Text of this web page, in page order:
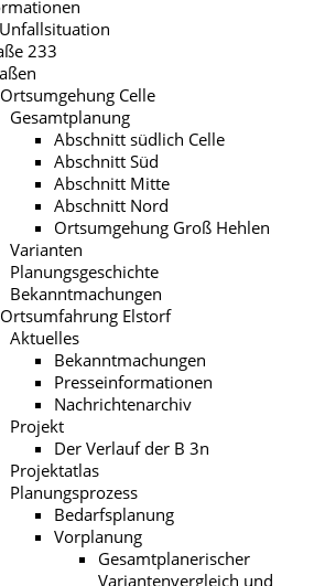
233
Celle
Gesamtplanung
Abschnitt südlich Celle
Abschnitt Süd
Abschnitt Mitte
Abschnitt Nord
Ortsumgehung Groß Hehlen
Varianten
Planungsgeschichte
Bekanntmachungen
Elstorf
Aktuelles
Bekanntmachungen
Presseinformationen
Nachrichtenarchiv
Projekt
Der Verlauf der B 3n
Projektatlas
Planungsprozess
Bedarfsplanung
Vorplanung
Gesamtplanerischer
Variantenvergleich und